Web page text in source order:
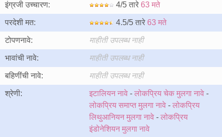
इंग्रजी उच्चारण: 4/5 तारे 63 मते
परदेशी मत: 4.5/5 तारे 63 मते
टोपणनावे: माहीती उपलब्ध नाही
भावांची नावे: माहीती उपलब्ध नाही
बहिणींची नावे: माहीती उपलब्ध नाही
श्रेणी: इटालियन नावे - लोकप्रिय चेक मुलगा नावे -
लोकप्रिय समाप्त मुलगा नावे - लोकप्रिय
लिथुआनियन मुलगा नावे - लोकप्रिय
इंडोनेशियन मुलगा नावे